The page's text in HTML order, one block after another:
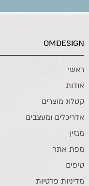
OMDESIGN
ראשי
אודות
קטלוג מוצרים
אדריכלים ומעצבים
מגזין
מפת אתר
טיפים
מדיניות פרטיות